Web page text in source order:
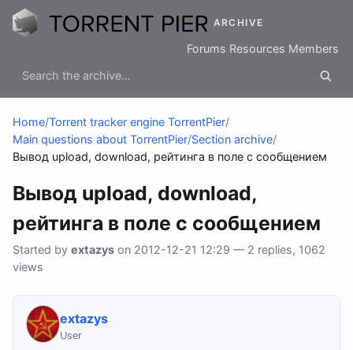
ARCHIVE
Forums Resources Members
Home/Torrent tracker engine TorrentPier/
Main questions about TorrentPier/Section archive/
Вывод upload, download, рейтинга в поле с сообщением
Вывод upload, download,
рейтинга в поле с сообщением
Started by extazys on 2012-12-21 12:29 — 2 replies, 1062
views
extazys
User